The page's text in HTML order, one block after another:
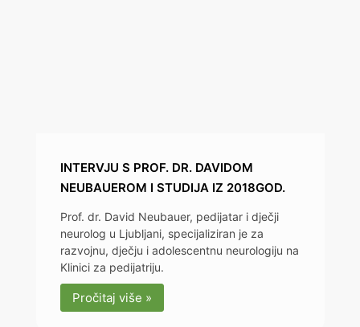
INTERVJU S PROF. DR. DAVIDOM
NEUBAUEROM I STUDIJA IZ 2018GOD.
Prof. dr. David Neubauer, pedijatar i dječji
neurolog u Ljubljani, specijaliziran je za
razvojnu, dječju i adolescentnu neurologiju na
Klinici za pedijatriju.
Pročitaj više »